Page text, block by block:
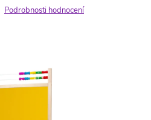
Podrobnosti hodnocení